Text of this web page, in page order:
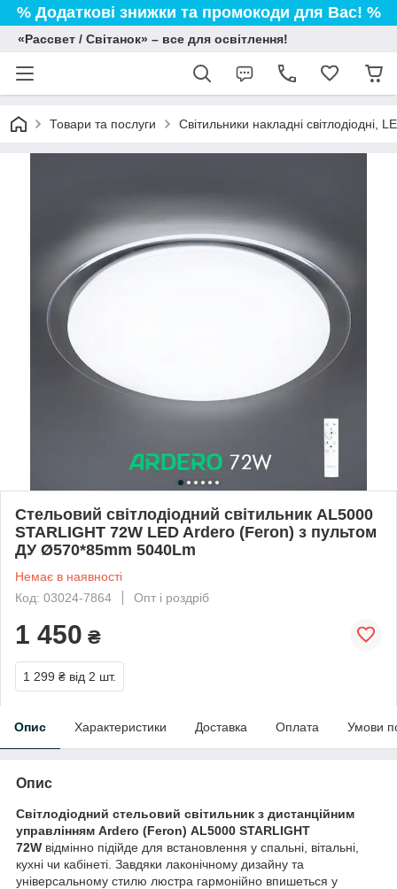
% Додаткові знижки та промокоди для Вас! %
«Рассвет / Світанок» – все для освітлення!
Товари та послуги Світильники накладні світлодіодні,
Стельовий світлодіодний світильник AL5000
STARLIGHT 72W LED Ardero (Feron) з пультом
ДУ Ø570*85mm 5040Lm
Немає в наявності
Код: 03024-7864
Опт і роздріб
1 450 ₴
1 299 ₴ від 2 шт.
Опис Характеристики Доставка Оплата Умови
Опис
Світлодіодний cтельовий світильник з дистанційним
управлінням Ardero (Feron) AL5000 STARLIGHT
72W відмінно підійде для встановлення у спальні, вітальні,
кухні чи кабінеті. Завдяки лаконічному дизайну та
універсальному стилю люстра гармонійно впишеться у